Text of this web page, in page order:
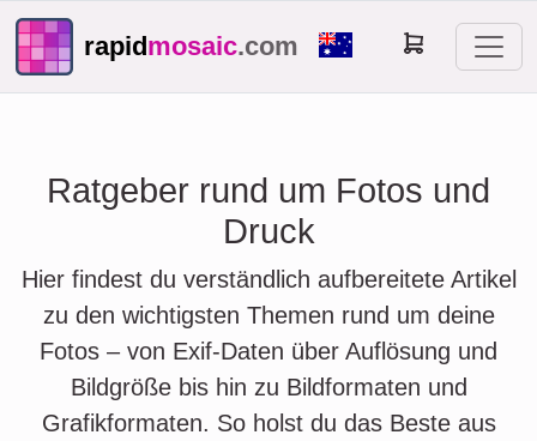
rapidmosaic.com
Ratgeber rund um Fotos und
Druck
Hier findest du verständlich aufbereitete Artikel
zu den wichtigsten Themen rund um deine
Fotos – von Exif-Daten über Auflösung und
Bildgröße bis hin zu Bildformaten und
Grafikformaten. So holst du das Beste aus